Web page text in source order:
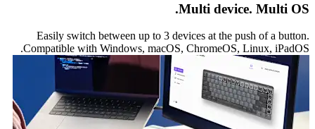
Multi device. Multi OS.
Easily switch between up to 3 devices at the push of a button.
Compatible with Windows, macOS, ChromeOS, Linux, iPadOS.